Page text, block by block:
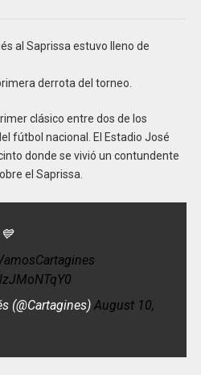
al Saprissa estuvo lleno de
derrota del torneo.
clásico entre dos de los
fútbol nacional. El Estadio José
donde se vivió un contundente
el Saprissa.
(@Cartagines) August 10,